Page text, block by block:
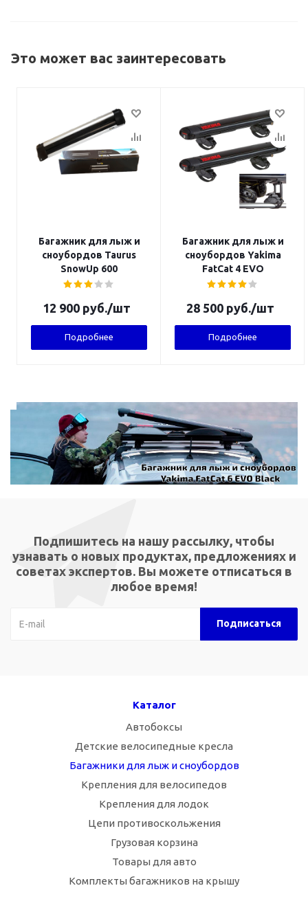
Это может вас заинтересовать
Багажник для лыж и
сноубордов Taurus
SnowUp 600
12 900 руб./шт
Подробнее
Багажник для лыж и
сноубордов Yakima
FatCat 4 EVO
28 500 руб./шт
Подробнее
Подпишитесь на нашу рассылку, чтобы
узнавать о новых продуктах, предложениях и
советах экспертов. Вы можете отписаться в
любое время!
Каталог
Автобоксы
Детские велосипедные кресла
Багажники для лыж и сноубордов
Крепления для велосипедов
Крепления для лодок
Цепи противоскольжения
Грузовая корзина
Товары для авто
Комплекты багажников на крышу